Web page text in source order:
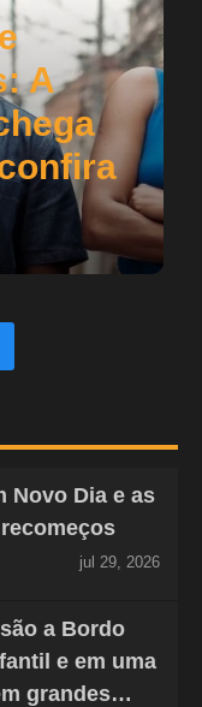
A
Novo Dia e as
jul 29, 2026
a Bordo
e em uma
grandes…